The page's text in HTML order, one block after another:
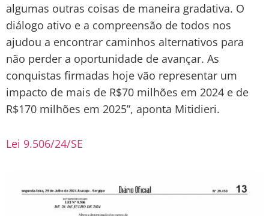
algumas outras coisas de maneira gradativa. O
diálogo ativo e a compreensão de todos nos
ajudou a encontrar caminhos alternativos para
não perder a oportunidade de avançar. As
conquistas firmadas hoje vão representar um
impacto de mais de R$70 milhões em 2024 e de
R$170 milhões em 2025”, aponta Mitidieri.
Lei 9.506/24/SE